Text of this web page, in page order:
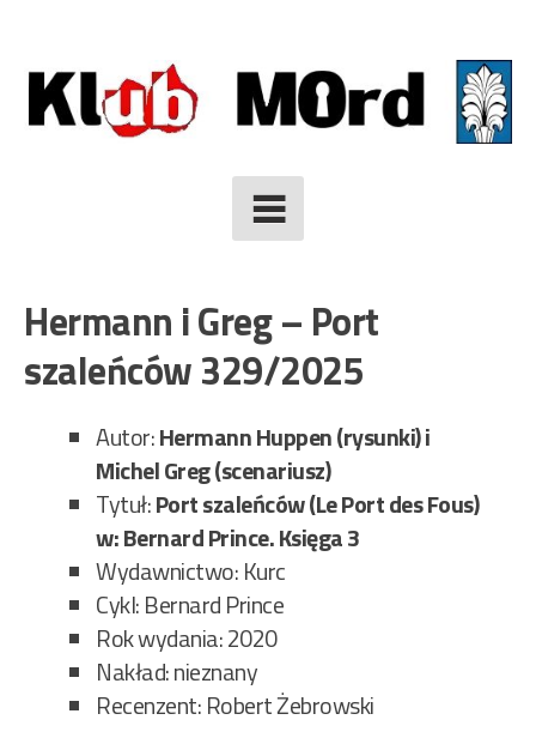
to
content
Hermann i Greg – Port
szaleńców 329/2025
Autor:Hermann Huppen (rysunki) i
Michel Greg (scenariusz)
Tytuł:Port szaleńców (Le Port des Fous)
w: Bernard Prince. Księga 3
Wydawnictwo: Kurc
Cykl: Bernard Prince
Rok wydania: 2020
Nakład: nieznany
Recenzent: Robert Żebrowski